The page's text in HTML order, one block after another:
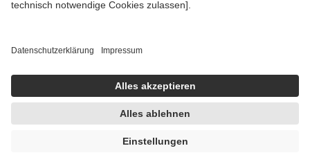
getroffen, um sicherzustellen, dass es sich um echte Bewertungen
https://help.etrusted.com/hc/de/articles/4419944605341
Einige Bilder und Inhalte wurden unter Zuhilfenahme künstlicher